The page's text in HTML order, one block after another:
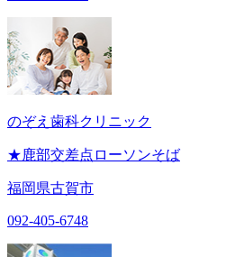
のぞえ歯科クリニック
★鹿部交差点ローソンそば
福岡県古賀市
092-405-6748